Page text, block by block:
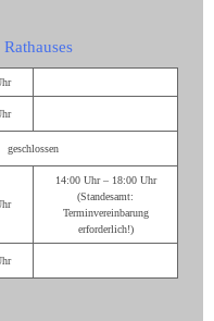
geschlossen
14:00 Uhr – 18:00 Uhr
(Standesamt:
Terminvereinbarung
erforderlich!)